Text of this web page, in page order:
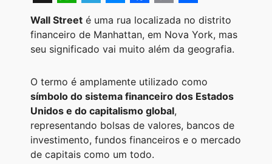
X W
h
a
s
A
p
p
T
e
l
g
r
a
m
M
e
s
e
n
g
e
F
a
c
b
o
o
k
C
o
p
L
i
n
k
S
h
a
e
Wall Street é uma rua localizada no distrito
financeiro de Manhattan, em Nova York, mas
seu significado vai muito além da geografia.
O termo é amplamente utilizado como
símbolo do sistema financeiro dos Estados
Unidos e do capitalismo global,
representando bolsas de valores, bancos de
investimento, fundos financeiros e o mercado
de capitais como um todo.